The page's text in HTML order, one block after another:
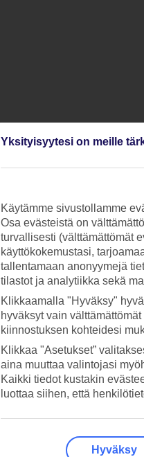
Yksityisyytesi on meille
Käytämme sivustollamme
Osa evästeistä on
turvallisesti (välttämättömät
käyttökokemustasi,
tallentamaan anonyymejä
tilastot ja analytiikka sekä
Klikkaamalla "Hyväksy"
hyväksyt vain
kiinnostuksen kohteidesi
Klikkaa "Asetukset”
aina muuttaa valintojasi
Kaikki tiedot kustakin
luottaa siihen, että
Hyväksy